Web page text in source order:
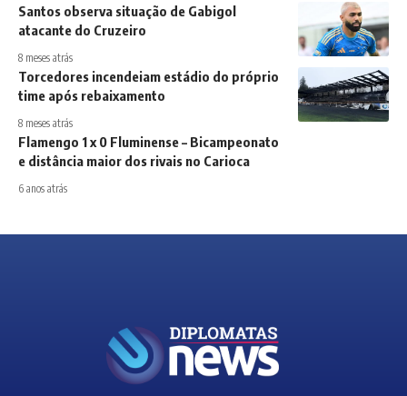
Santos observa situação de Gabigol
atacante do Cruzeiro
8 meses atrás
Torcedores incendeiam estádio do próprio
time após rebaixamento
8 meses atrás
Flamengo 1 x 0 Fluminense – Bicampeonato
e distância maior dos rivais no Carioca
6 anos atrás